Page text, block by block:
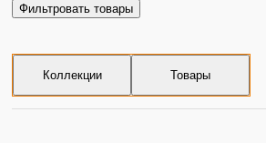
Фильтровать товары
Коллекции Товары